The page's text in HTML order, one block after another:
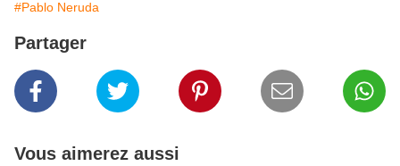
#Pablo Neruda
Partager
Vous aimerez aussi